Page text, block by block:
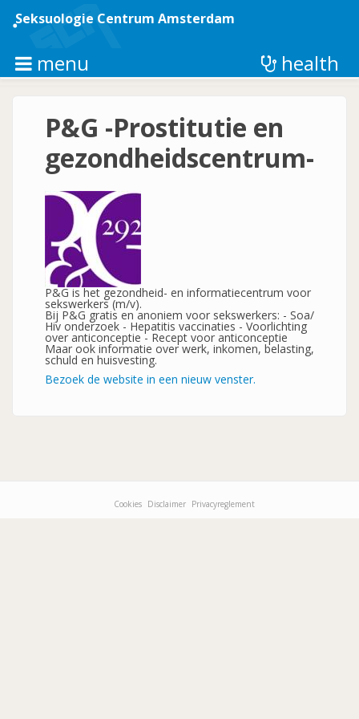
naar
gaan
Seksuologie Centrum Amsterdam
menu health
P&G -Prostitutie en
gezondheidscentrum-
P&G is het gezondheid- en informatiecentrum voor
sekswerkers (m/v).
Bij P&G gratis en anoniem voor sekswerkers: - Soa/
Hiv onderzoek - Hepatitis vaccinaties - Voorlichting
over anticonceptie - Recept voor anticonceptie
Maar ook informatie over werk, inkomen, belasting,
schuld en huisvesting.
Bezoek de website in een nieuw venster.
Cookies Disclaimer Privacyreglement